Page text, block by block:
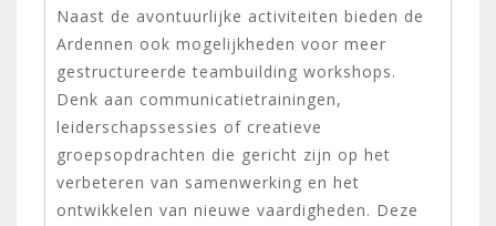
Naast de avontuurlijke activiteiten bieden de
Ardennen ook mogelijkheden voor meer
gestructureerde teambuilding workshops.
Denk aan communicatietrainingen,
leiderschapssessies of creatieve
groepsopdrachten die gericht zijn op het
verbeteren van samenwerking en het
ontwikkelen van nieuwe vaardigheden. Deze